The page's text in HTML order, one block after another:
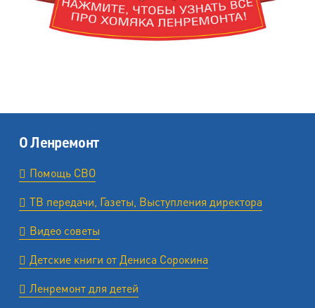
О Ленремонт
Помощь СВО
ТВ передачи, Газеты, Выступления директора
Видео советы
Детские книги от Дениса Сорокина
Ленремонт для детей